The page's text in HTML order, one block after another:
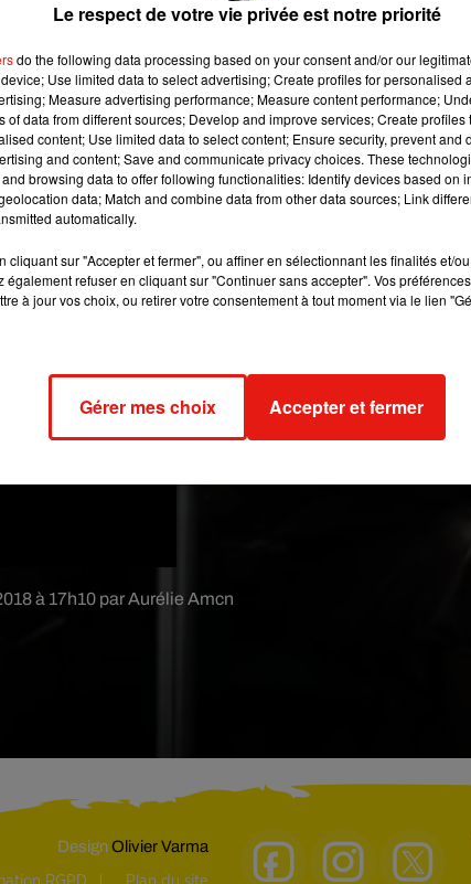
à 17h10 par Aurélie Amcn
8. Mais la chaîne HBO a déjà prévu une suite sous la
Harrington , devenu une vraie star en incarnant Jon
presque dix ans de ma vie. C’est très rare dans la
cette grande famille(…).Mais est-ce que j’aimerais y
il confie à nos confrères de la BBC. Qu’adviendra-t-il
DesignOlivier Varma
Le respect de votre vie privée est notre priorité
do the following data processing based on your consent and/or our
Use limited data to select advertising; Create profiles for personalised
Measure advertising performance; Measure content performance;
of data from different sources; Develop and improve services; Create
content; Use limited data to select content; Ensure security, prevent and
and content; Save and communicate privacy choices. These
browsing data to offer following functionalities: Identify devices based on
data; Match and combine data from other data sources; Link
automatically.
cliquant sur "Accepter et fermer", ou affiner en sélectionnant les finalités et/
également refuser en cliquant sur "Continuer sans accepter". Vos
à jour vos choix, ou retirer votre consentement à tout moment via le lien
Gérer mes choix Accepter et fermer